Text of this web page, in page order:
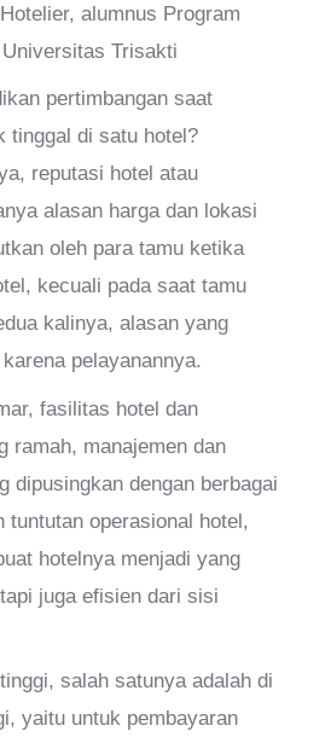
alumnus Program
Trisakti
pertimbangan saat
tinggal di satu hotel?
reputasi hotel atau
alasan harga dan lokasi
oleh para tamu ketika
kecuali pada saat tamu
kalinya, alasan yang
pelayanannya.
fasilitas hotel dan
ramah, manajemen dan
dipusingkan dengan berbagai
tuntutan operasional hotel,
hotelnya menjadi yang
juga efisien dari sisi
salah satunya adalah di
yaitu untuk pembayaran